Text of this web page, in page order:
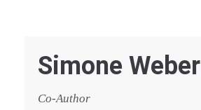
Simone Weber
Co-Author